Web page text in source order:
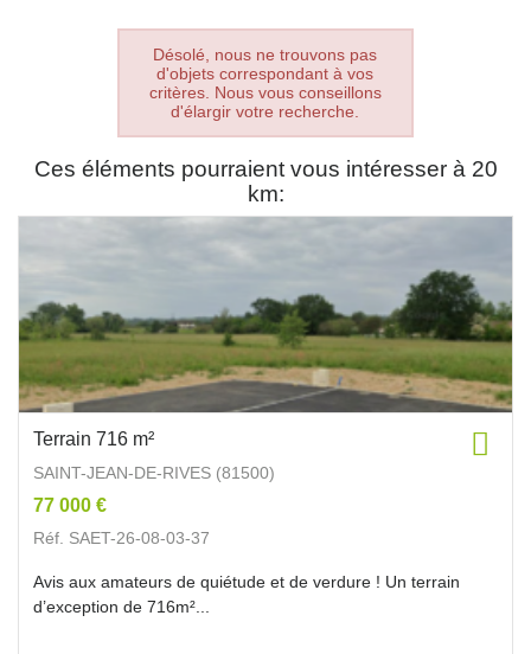
Désolé, nous ne trouvons pas
d'objets correspondant à vos
critères. Nous vous conseillons
d'élargir votre recherche.
Ces éléments pourraient vous intéresser à 20
km:
Terrain 716 m²
SAINT-JEAN-DE-RIVES (81500)
77 000 €
Réf. SAET-26-08-03-37
Avis aux amateurs de quiétude et de verdure ! Un terrain
d’exception de 716m²...